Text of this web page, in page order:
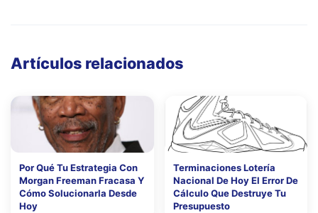
Artículos relacionados
Por Qué Tu Estrategia Con
Morgan Freeman Fracasa Y
Cómo Solucionarla Desde
Hoy
Terminaciones Lotería
Nacional De Hoy El Error De
Cálculo Que Destruye Tu
Presupuesto